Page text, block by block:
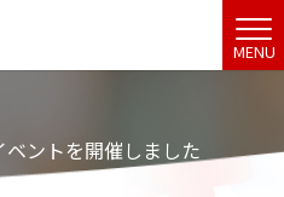
MENU
ントを開催しました